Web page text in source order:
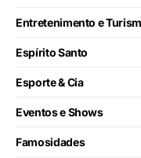
Entretenimento e
Espírito Santo
Esporte & Cia
Eventos e Shows
Famosidades